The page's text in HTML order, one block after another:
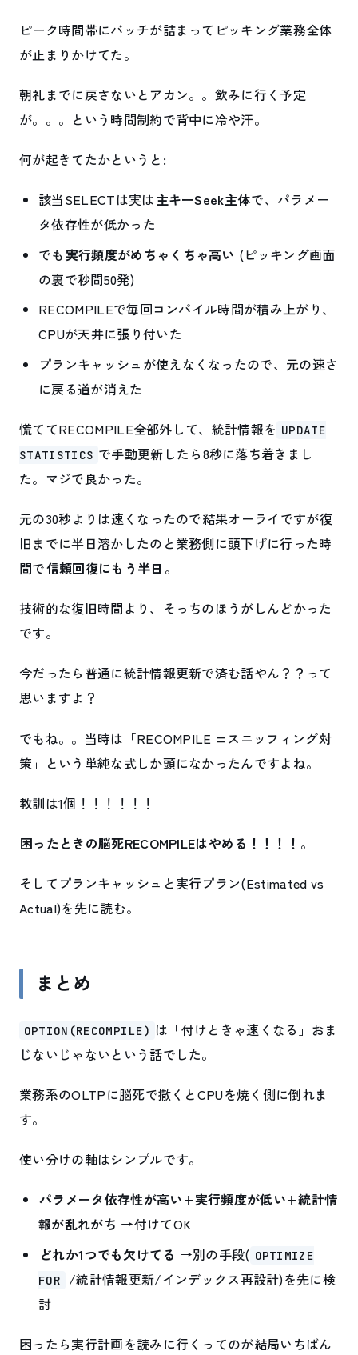
ピーク時間帯にバッチが詰まってピッキング業務全体
が止まりかけてた。
朝礼までに戻さないとアカン。。飲みに行く予定
が。。。という時間制約で背中に冷や汗。
何が起きてたかというと:
該当SELECTは実は主キーSeek主体で、パラメー
タ依存性が低かった
でも実行頻度がめちゃくちゃ高い (ピッキング画面
の裏で秒間50発)
RECOMPILEで毎回コンパイル時間が積み上がり、
CPUが天井に張り付いた
プランキャッシュが使えなくなったので、元の速さ
に戻る道が消えた
慌ててRECOMPILE全部外して、統計情報を UPDATE
STATISTICS で手動更新したら8秒に落ち着きまし
た。マジで良かった。
元の30秒よりは速くなったので結果オーライですが復
旧までに半日溶かしたのと業務側に頭下げに行った時
間で信頼回復にもう半日 。
技術的な復旧時間より、そっちのほうがしんどかった
です。
今だったら普通に統計情報更新で済む話やん？？って
思いますよ？
でもね。。当時は「RECOMPILE =スニッフィング対
策」という単純な式しか頭になかったんですよね。
教訓は1個！！！！！！
困ったときの脳死RECOMPILEはやめる！！！！ 。
そしてプランキャッシュと実行プラン(Estimated vs
Actual)を先に読む。
まとめ
OPTION(RECOMPILE) は「付けときゃ速くなる」おま
じないじゃないという話でした。
業務系のOLTPに脳死で撒くとCPUを焼く側に倒れま
す。
使い分けの軸はシンプルです。
パラメータ依存性が高い+実行頻度が低い+統計情
報が乱れがち →付けてOK
どれか1つでも欠けてる →別の手段( OPTIMIZE
FOR
/統計情報更新/インデックス再設計)を先に検
討
困ったら実行計画を読みに行くってのが結局いちばん